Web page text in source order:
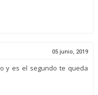
05 junio, 2019
y es el segundo te queda